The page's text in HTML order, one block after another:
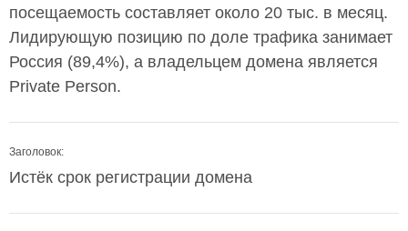
посещаемость составляет около 20 тыс. в месяц.
Лидирующую позицию по доле трафика занимает
Россия (89,4%), а владельцем домена является
Private Person.
Заголовок:
Истёк срок регистрации домена